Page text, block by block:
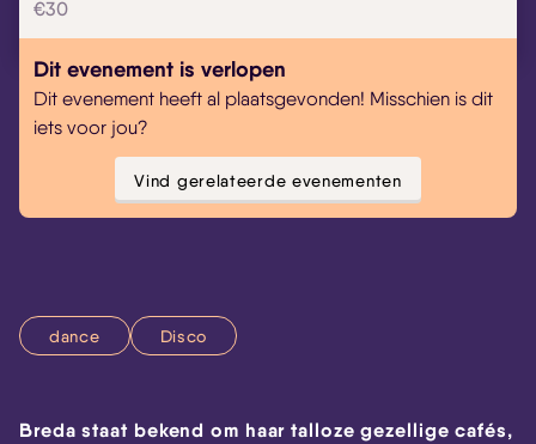
€30
Dit evenement is verlopen
Dit evenement heeft al plaatsgevonden! Misschien is dit
iets voor jou?
Vind gerelateerde evenementen
dance Disco
Breda staat bekend om haar talloze gezellige cafés,